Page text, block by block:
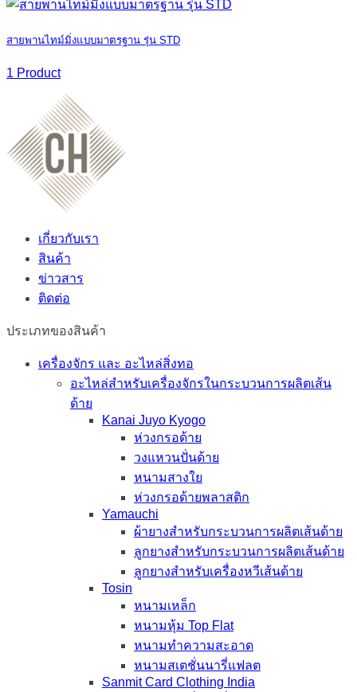
สายพานไทม์มิ่งแบบมาตรฐาน รุ่น STD
1 Product
เกี่ยวกับเรา
สินค้า
ข่าวสาร
ติดต่อ
ประเภทของสินค้า
เครื่องจักร และ อะไหล่สิ่งทอ
อะไหล่สำหรับเครื่องจักรในกระบวนการผลิตเส้น
ด้าย
Kanai Juyo Kyogo
ห่วงกรอด้าย
วงแหวนปั่นด้าย
หนามสางใย
ห่วงกรอด้ายพลาสติก
Yamauchi
ผ้ายางสำหรับกระบวนการผลิตเส้นด้าย
ลูกยางสำหรับกระบวนการผลิตเส้นด้าย
ลูกยางสำหรับเครื่องหวีเส้นด้าย
Tosin
หนามเหล็ก
หนามหุ้ม Top Flat
หนามทำความสะอาด
หนามสเตชั่นนารี่แฟลต
Sanmit Card Clothing India